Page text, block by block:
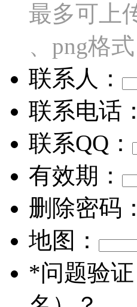
最多可上
、png格式
联系人：
联系电话：
联系QQ：
有效期：
删除密码：
地图：
*问题验证